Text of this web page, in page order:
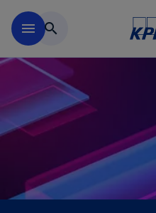
menu search